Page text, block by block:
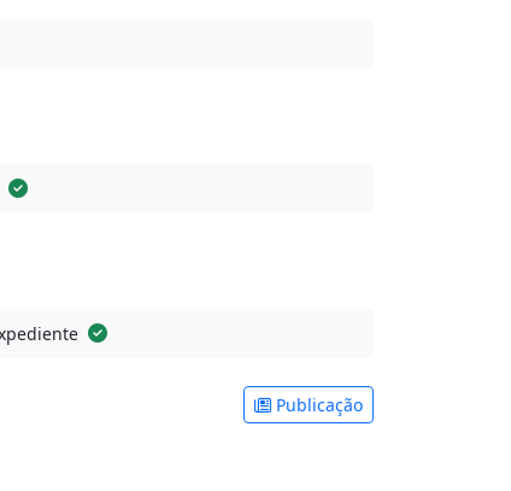
Publicação